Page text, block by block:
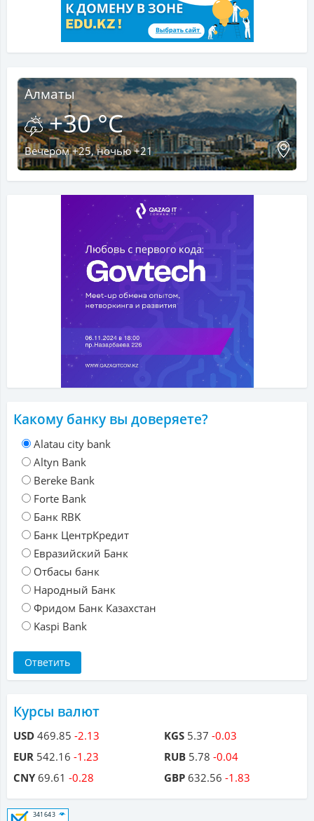
Алматы
+30 °C
Вечером +25, ночью +21
Какому банку вы доверяете?
Alatau city bank
Altyn Bank
Bereke Bank
Forte Bank
Банк RBK
Банк ЦентрКредит
Евразийский Банк
Отбасы банк
Народный Банк
Фридом Банк Казахстан
Kaspi Bank
Курсы валют
USD 469.85 -2.13
EUR 542.16 -1.23
CNY69.61 -0.28
KGS 5.37 -0.03
RUB 5.78 -0.04
GBP 632.56 -1.83